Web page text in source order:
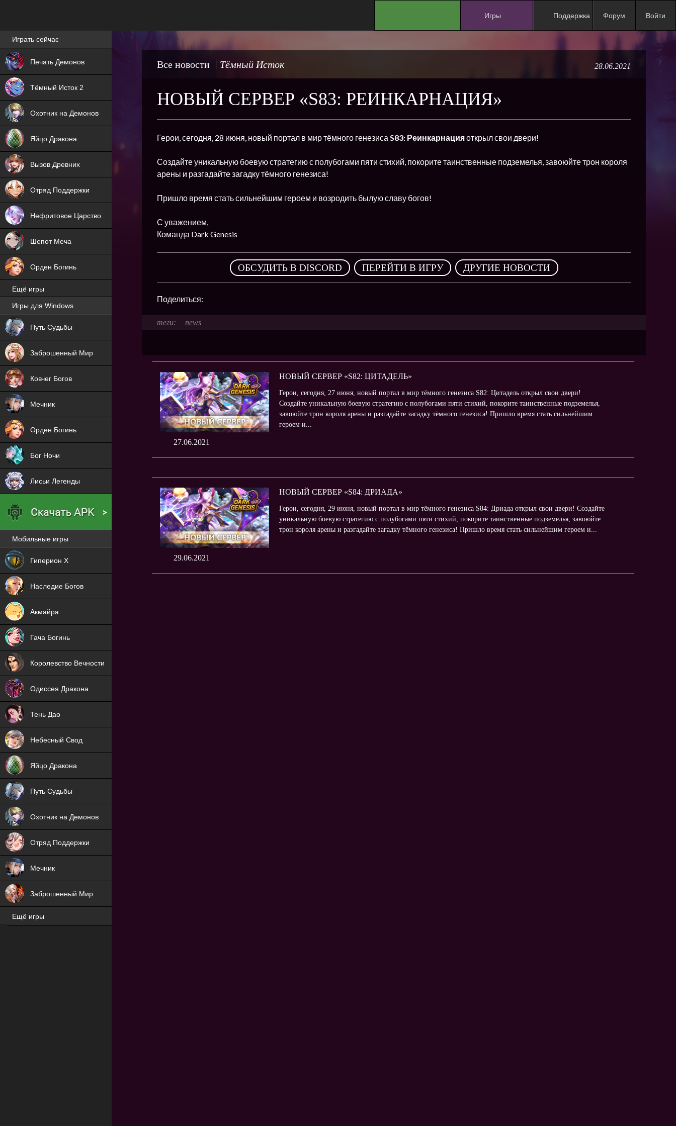
Игры
NEW
Поддержка Форум Войти
Все новости Тёмный Исток 28.06.2021
НОВЫЙ СЕРВЕР «S83: РЕИНКАРНАЦИЯ»
Герои, сегодня, 28 июня, новый портал в мир тёмного генезиса S83: Реинкарнацияоткрыл свои двери!
Создайте уникальную боевую стратегию с полубогами пяти стихий, покорите таинственные подземелья, завоюйте трон короля
арены и разгадайте загадку тёмного генезиса!
Пришло время стать сильнейшим героем и возродить былую славу богов!
С уважением,
Команда Dark Genesis
ОБСУДИТЬ В DISCORD , ПЕРЕЙТИ В ИГРУ , ДРУГИЕ НОВОСТИ
Поделиться:
news
27.06.2021
НОВЫЙ СЕРВЕР «S82: ЦИТАДЕЛЬ»
Герои, сегодня, 27 июня, новый портал в мир тёмного генезиса S82: Цитадель открыл свои двери!
Создайте уникальную боевую стратегию с полубогами пяти стихий, покорите таинственные подземелья,
завоюйте трон короля арены и разгадайте загадку тёмного генезиса! Пришло время стать сильнейшим
героем и...
29.06.2021
НОВЫЙ СЕРВЕР «S84: ДРИАДА»
Герои, сегодня, 29 июня, новый портал в мир тёмного генезиса S84: Дриада открыл свои двери! Создайте
уникальную боевую стратегию с полубогами пяти стихий, покорите таинственные подземелья, завоюйте
трон короля арены и разгадайте загадку тёмного генезиса! Пришло время стать сильнейшим героем и...
Лучшие игры онлайн
Играть сейчас
Печать Демонов
NEW
Тёмный Исток 2
NEW
Охотник на Демонов
ХИТ
Яйцо Дракона
NEW
Вызов Древних
ХИТ
Отряд Поддержки
ХИТ
Нефритовое Царство
Шепот Меча
Орден Богинь
Ещё игры
Игры для Windows
Путь Судьбы
Заброшенный Мир
NEW
Ковчег Богов
Мечник
Орден Богинь
Бог Ночи
Лисьи Легенды
Мобильные игры
Гиперион Х
Наследие Богов
NEW
Акмайра
NEW
Гача Богинь
NEW
Королевство Вечности
NEW
Одиссея Дракона
NEW
Тень Дао
NEW
Небесный Свод
NEW
Яйцо Дракона
NEW
Путь Судьбы
NEW
Охотник на Демонов
ХИТ
Отряд Поддержки
ХИТ
Мечник
Заброшенный Мир
NEW
Ещё игры